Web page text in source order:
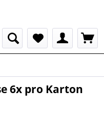
6x pro Karton